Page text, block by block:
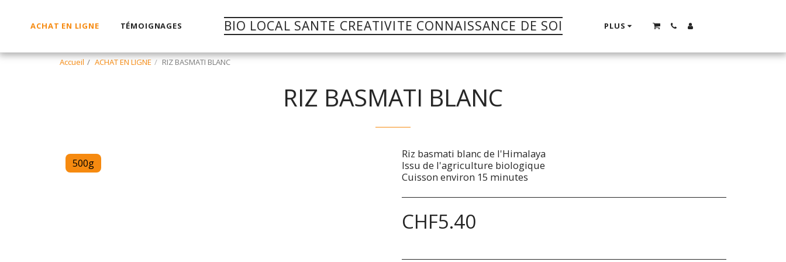
ACHAT EN LIGNE TÉMOIGNAGES BIO LOCAL SANTE CREATIVITE CONNAISSANCE DE SOI PLUS
Accueil ACHAT EN LIGNE RIZ BASMATI BLANC
RIZ BASMATI BLANC
500g
Riz basmati blanc de l'Himalaya
Issu de l'agriculture biologique
Cuisson environ 15 minutes
CHF5.40